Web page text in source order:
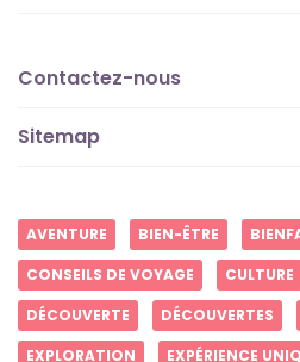
Contactez-nous
Sitemap
AVENTURE BIEN-ÊTRE
CONSEILS DE VOYAGE
CULTURE
DÉCOUVERTE
DÉCOUVERTES
EXPLORATION
EXPÉRIENCE